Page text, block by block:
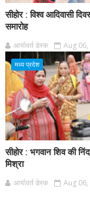
सीहोर : विश्व आदिवासी
समारोह
आर्यावर्त डेस्क Aug
मध्य प्रदेश
सीहोर : भगवान शिव की
मिश्रा
आर्यावर्त डेस्क Aug